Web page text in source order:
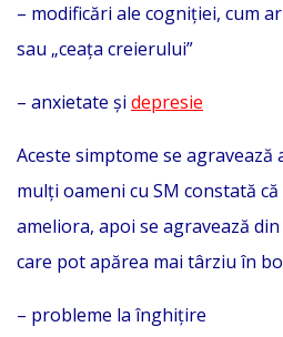
– modificări ale cogniției, cum
sau „ceața creierului”
– anxietate și depresie
Aceste simptome se agravează
mulți oameni cu SM constată
ameliora, apoi se agravează
care pot apărea mai târziu în
– probleme la înghițire